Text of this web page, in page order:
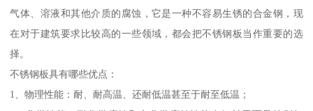
气体、溶液和其他介质的腐蚀，它是一种不容易生锈的合金钢，现
在对于建筑要求比较高的一些领域，都会把不锈钢板当作重要的选
择。
不锈钢板具有哪些优点：
1、物理性能：耐、耐高温、还耐低温甚至于耐至低温；